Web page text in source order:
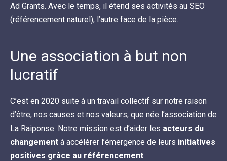
Ad Grants. Avec le temps, il étend ses activités au SEO
(référencement naturel), l’autre face de la pièce.
Une association à but non
lucratif
C’est en 2020 suite à un travail collectif sur notre raison
d’être, nos causes et nos valeurs, que née l’association de
La Raiponse. Notre mission est d’aider les acteurs du
changement à accélérer l’émergence de leurs initiatives
positives grâce au référencement.